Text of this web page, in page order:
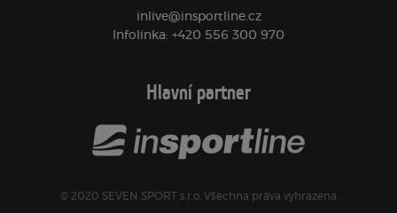
inlive@insportline.cz
Infolinka: +420 556 300 970
Hlavní partner
© 2020 SEVEN SPORT s.r.o. Všechna práva vyhrazena